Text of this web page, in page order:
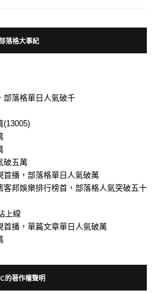
落格大事紀
部落格單日人氣破千
(13005)
破五萬
首播，部落格單日人氣破萬
客邦娛樂排行榜首，部落格人氣突破五十
上線
首播，單篇文章單日人氣破萬
的著作權聲明